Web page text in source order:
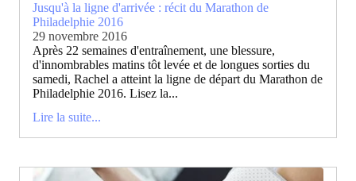
Jusqu'à la ligne d'arrivée : récit du Marathon de
Philadelphie 2016
29 novembre 2016
Après 22 semaines d'entraînement, une blessure,
d'innombrables matins tôt levée et de longues sorties du
samedi, Rachel a atteint la ligne de départ du Marathon de
Philadelphie 2016. Lisez la...
Lire la suite...